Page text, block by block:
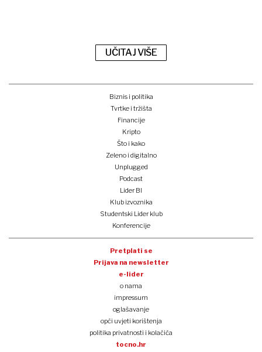
UČITAJ VIŠE
Biznis i politika
Tvrtke i tržišta
Financije
Kripto
Što i kako
Zeleno i digitalno
Unplugged
Podcast
Lider BI
Klub izvoznika
Studentski Lider klub
Konferencije
Pretplati se
Prijava na newsletter
e-lider
o nama
impressum
oglašavanje
opći uvjeti korištenja
politika privatnosti i kolačića
tocno.hr